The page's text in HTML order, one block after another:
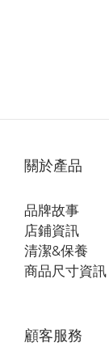
關於產品
品牌故事
店鋪資訊
清潔&保養
商品尺寸資訊
顧客服務